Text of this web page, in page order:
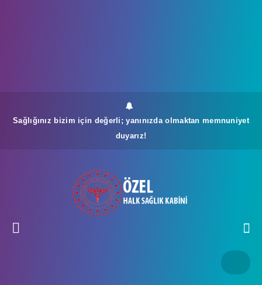
Sağlığınız bizim için değerli; yanınızda olmaktan memnuniyet
duyarız!